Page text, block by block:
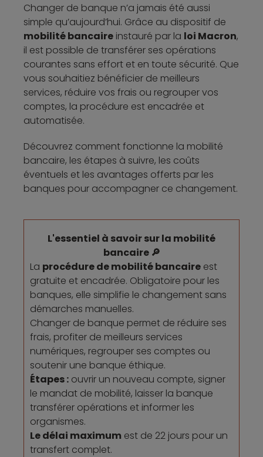
Changer de banque n’a jamais été aussi
simple qu’aujourd’hui. Grâce au dispositif de
mobilité bancaire instauré par la loi Macron,
il est possible de transférer ses opérations
courantes sans effort et en toute sécurité. Que
vous souhaitiez bénéficier de meilleurs
services, réduire vos frais ou regrouper vos
comptes, la procédure est encadrée et
automatisée.
Découvrez comment fonctionne la mobilité
bancaire, les étapes à suivre, les coûts
éventuels et les avantages offerts par les
banques pour accompagner ce changement.
L'essentiel à savoir sur la mobilité
bancaire 🔎
La procédure de mobilité bancaire est
gratuite et encadrée. Obligatoire pour les
banques, elle simplifie le changement sans
démarches manuelles.
Changer de banque permet de réduire ses
frais, profiter de meilleurs services
numériques, regrouper ses comptes ou
soutenir une banque éthique.
Étapes : ouvrir un nouveau compte, signer
le mandat de mobilité, laisser la banque
transférer opérations et informer les
organismes.
Le délai maximum est de 22 jours pour un
transfert complet.